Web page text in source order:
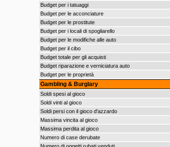
Budget per i tatuaggi
Budget per le acconciature
Budget per le prostitute
Budget per i locali di spogliarello
Budget per le modifiche alle auto
Budget per il cibo
Budget totale per gli acquisti
Budget riparazione e verniciatura auto
Budget per le proprietà
Gambling & Burglary
Soldi spesi al gioco
Soldi vinti al gioco
Soldi persi con il gioco d'azzardo
Massima vincita al gioco
Massima perdita al gioco
Numero di case derubate